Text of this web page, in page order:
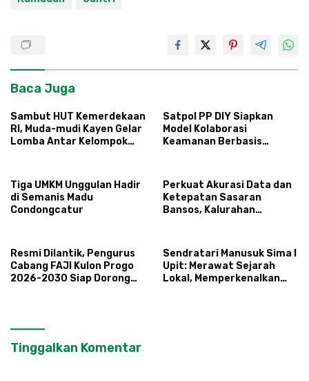
Baca Juga
Sambut HUT Kemerdekaan
RI, Muda-mudi Kayen Gelar
Lomba Antar Kelompok
Satpol PP DIY Siapkan
Model Kolaborasi
Keamanan Berbasis
Tiga UMKM Unggulan Hadir
di Semanis Madu
Condongcatur
Perkuat Akurasi Data dan
Ketepatan Sasaran
Bansos, Kalurahan
Perlinsos
Resmi Dilantik, Pengurus
Cabang FAJI Kulon Progo
2026-2030 Siap Dorong
Sendratari Manusuk Sima I
Upit: Merawat Sejarah
Lokal, Memperkenalkan
Tinggalkan Komentar